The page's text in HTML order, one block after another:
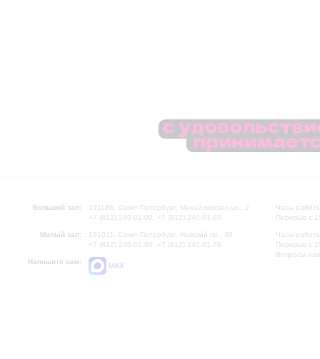
Большой зал:
191186, Санкт-Петербург, Михайловская ул., 2
+7 (812) 240-01-00, +7 (812) 240-01-80
Малый зал:
191011, Санкт-Петербург, Невский пр., 30
+7 (812) 240-01-00, +7 (812) 240-01-70
Напишите нам:
MAX
Часы
Перерыв с
Часы
Перерыв с
Вопросы